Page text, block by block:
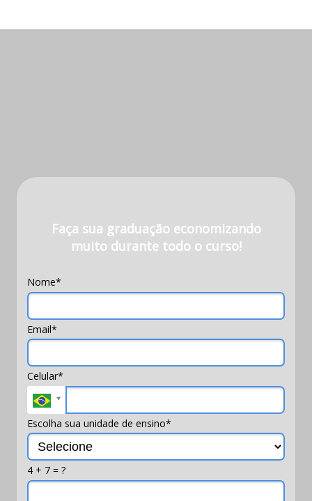
Faça sua graduação economizando
muito durante todo o curso!
Nome*
Email*
Celular*
Escolha sua unidade de ensino*
4 + 7 = ?